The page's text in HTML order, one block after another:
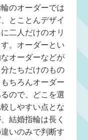
のオーダーでは
とことんデザイ
二人だけのオリ
。オーダーとい
オーダーなどが
たちだけのもの
ちろんオーダー
ので、どこを選
しやすい点とな
結婚指輪は長く
いのみで判断す